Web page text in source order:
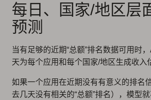
每日、国家/地区层
预测
当有足够的近期“总额”排名数据可用时
天为每个应用和每个国家/地区生成收入
如果一个应用在近期没有有意义的排名
去几天没有相关的“总额”排名），模型就